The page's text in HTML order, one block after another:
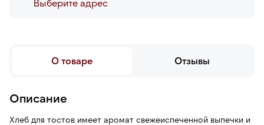
Выберите адреc
О товаре Отзывы
Описание
Хлеб для тостов имеет аромат свежеиспеченной выпечки и